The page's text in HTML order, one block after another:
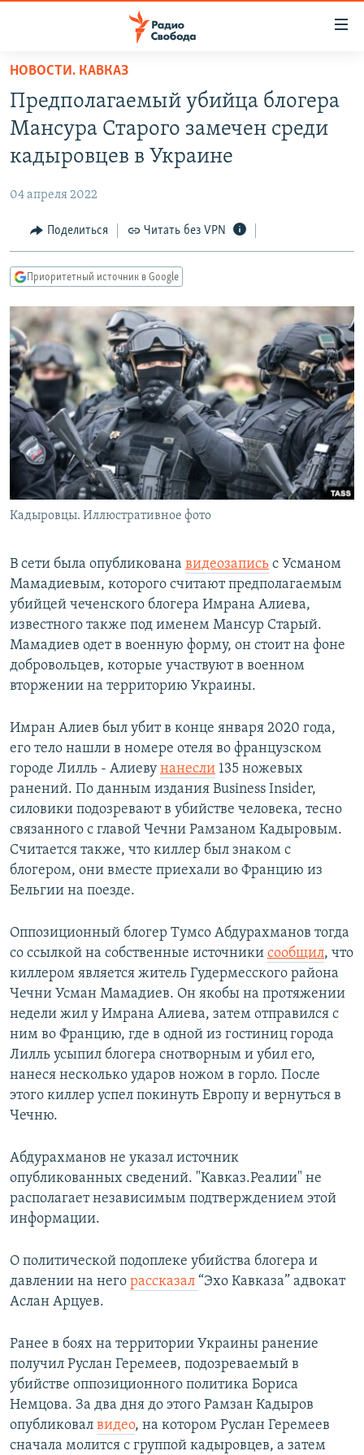
упрощенного
доступа
Вернуться
основному
Вернутся
Вернутся
поиску
ПОДКАСТЫ
АВТОРСКИЕ ПРОЕКТЫ
МНЕНИЯ
КУЛЬТУРА
КАВКАЗ.РЕАЛИИ
СЕВЕР.РЕАЛИИ
СИБИРЬ.РЕАЛИИ
РАСПИСАНИЕ ВЕЩАНИЯ
ПОДПИШИТЕСЬ НА РАССЫЛКУ
СОЦИАЛЬНЫЕ СЕТИ
Все сайты РСЕ/РС
НОВОСТИ. КАВКАЗ
Предполагаемый убийца блогера
Мансура Старого замечен среди
кадыровцев в Украине
04 апреля 2022
Поделиться Читать без VPN
Приоритетный источник в Google
Кадыровцы. Иллюстративное фото
В сети была опубликована видеозапись с Усманом
Мамадиевым, которого считают предполагаемым
убийцей чеченского блогера Имрана Алиева,
известного также под именем Мансур Старый.
Мамадиев одет в военную форму, он стоит на фоне
добровольцев, которые участвуют в военном
вторжении на территорию Украины.
Имран Алиев был убит в конце января 2020 года,
его тело нашли в номере отеля во французском
городе Лилль - Алиеву нанесли 135 ножевых
ранений. По данным издания Business Insider,
силовики подозревают в убийстве человека, тесно
связанного с главой Чечни Рамзаном Кадыровым.
Считается также, что киллер был знаком с
блогером, они вместе приехали во Францию из
Бельгии на поезде.
Оппозиционный блогер Тумсо Абдурахманов тогда
со ссылкой на собственные источники сообщил, что
киллером является житель Гудермесского района
Чечни Усман Мамадиев. Он якобы на протяжении
недели жил у Имрана Алиева, затем отправился с
ним во Францию, где в одной из гостиниц города
Лилль усыпил блогера снотворным и убил его,
нанеся несколько ударов ножом в горло. После
этого киллер успел покинуть Европу и вернуться в
Чечню.
Абдурахманов не указал источник
опубликованных сведений. "Кавказ.Реалии" не
располагает независимым подтверждением этой
информации.
О политической подоплеке убийства блогера и
давлении на него рассказал “Эхо Кавказа” адвокат
Аслан Арцуев.
Ранее в боях на территории Украины ранение
получил Руслан Геремеев, подозреваемый в
убийстве оппозиционного политика Бориса
Немцова. За два дня до этого Рамзан Кадыров
опубликовал видео, на котором Руслан Геремеев
сначала молится с группой кадыровцев, а затем